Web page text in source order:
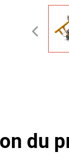
du